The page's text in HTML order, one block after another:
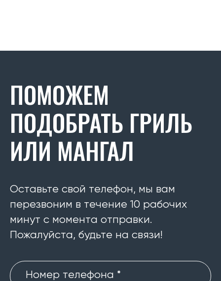
ПОМОЖЕМ
ПОДОБРАТЬ ГРИЛЬ
ИЛИ МАНГАЛ
Оставьте свой телефон, мы вам
перезвоним в течение 10 рабочих
минут с момента отправки.
Пожалуйста, будьте на связи!
Номер телефона *